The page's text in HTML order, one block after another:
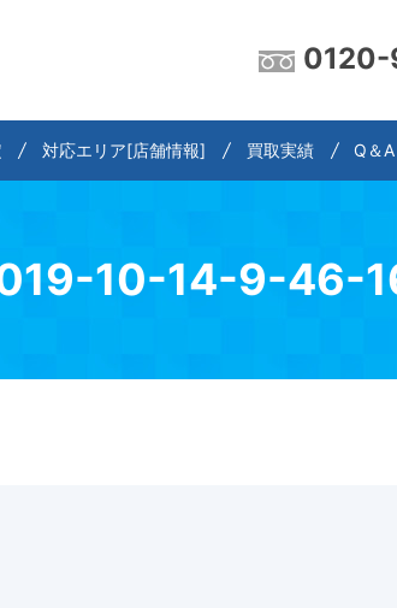
対応エリア[店舗情報] 買取実績 Q＆A
10-14-9-46-